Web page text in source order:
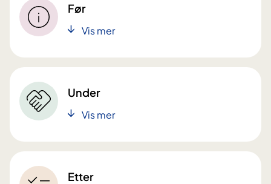
Før
Vis mer
Under
Vis mer
Etter